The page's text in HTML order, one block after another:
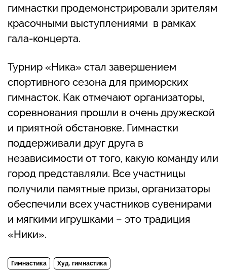
гимнастки продемонстрировали зрителям
красочными выступлениями в рамках
гала-концерта.
Турнир «Ника» стал завершением
спортивного сезона для приморских
гимнасток. Как отмечают организаторы,
соревнования прошли в очень дружеской
и приятной обстановке. Гимнастки
поддерживали друг друга в
независимости от того, какую команду или
город представляли. Все участницы
получили памятные призы, организаторы
обеспечили всех участников сувенирами
и мягкими игрушками – это традиция
«Ники».
Гимнастика Худ. гимнастика